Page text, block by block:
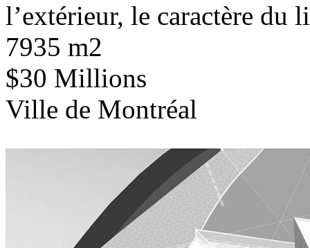
l’extérieur, le caractère du
7935 m2
$30 Millions
Ville de Montréal